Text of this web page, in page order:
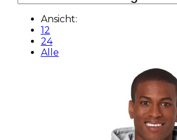
Ansicht:
12
24
Alle